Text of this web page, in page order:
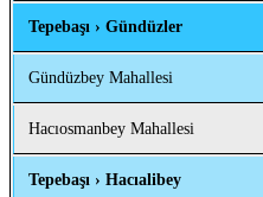
Tepebaşı › Gündüzler
Gündüzbey Mahallesi
Hacıosmanbey Mahallesi
Tepebaşı › Hacıalibey